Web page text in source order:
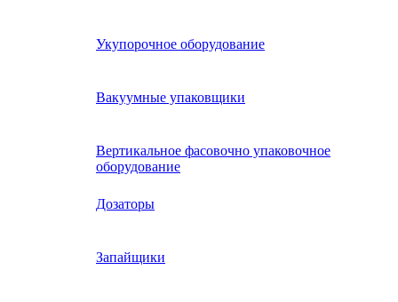
Укупорочное оборудование
Вакуумные упаковщики
Вертикальное фасовочно упаковочное
оборудование
Дозаторы
Запайщики